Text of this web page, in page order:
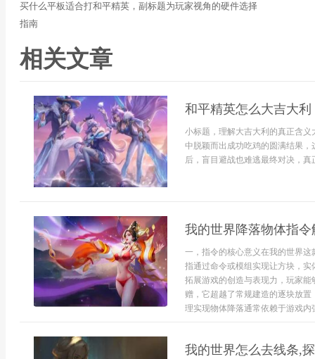
买什么平板适合打和平精英，副标题为玩家视角的硬件选择
指南
相关文章
和平精英怎么大吉大
小标题，理解大吉大利的真正含
中脱颖而出成功吃鸡的圆满结果
后，盲目避战也难逃最终对决，
我的世界降落物体指
一，指令的核心意义在我的世界
指通过命令或模组实现让方块，
拓展游戏的创造与表现力，玩家
赠，它超越了常规建造的逐块放
理实现物体降落通常依赖于游戏
我的世界怎么去线条,